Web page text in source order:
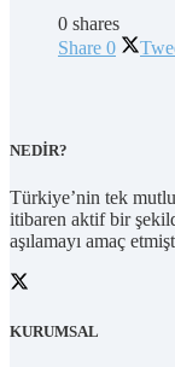
0 shares
Share 0
NEDİR?
Türkiye’nin tek
itibaren aktif bir
aşılamayı amaç
KURUMSAL